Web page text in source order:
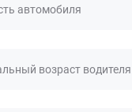
автомобиля
возраст водителя